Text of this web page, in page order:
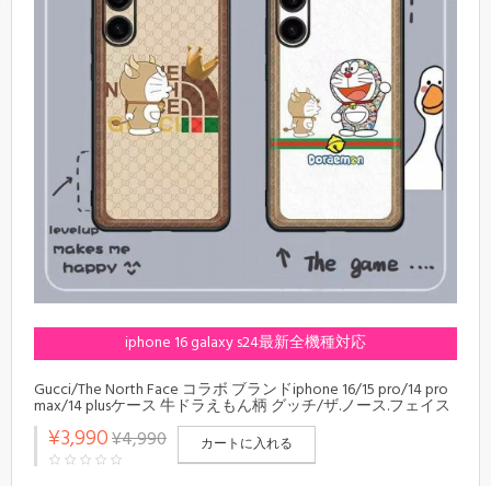
iphone 16 galaxy s24最新全機種対応
Gucci/The North Face コラボ ブランドiphone 16/15 pro/14 pro
max/14 plusケース 牛ドラえもん柄 グッチ/ザ.ノース.フェイス
モノグラム Galaxy s23/s24+/s23 ultra/a54 5gカバー ジャケット
型 エクスペリア xperia 5 ace iv 10 v 1 vスマホケース 芸能人愛
用 アイフォン14/13/12/11/x/xs/xr/8/7カバー 大人気 Huawei メ
ンズ レディース
¥3,990¥4,990 カートに入れる